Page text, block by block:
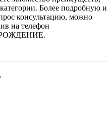
Более подробную и
консультацию, можно
на телефон